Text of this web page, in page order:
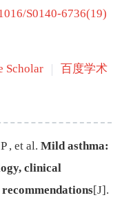
S0140-6736(19)
Scholar 百度学术
P , et al. Mild asthma:
clinical
[J].